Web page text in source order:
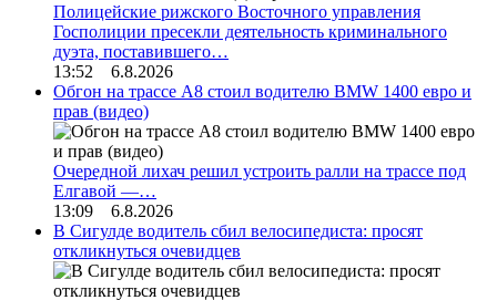
Полицейские рижского Восточного управления
Госполиции пресекли деятельность криминального
дуэта, поставившего…
13:52 6.8.2026
Обгон на трассе А8 стоил водителю BMW 1400 евро и
прав (видео)
Очередной лихач решил устроить ралли на трассе под
Елгавой —…
13:09 6.8.2026
В Сигулде водитель сбил велосипедиста: просят
откликнуться очевидцев